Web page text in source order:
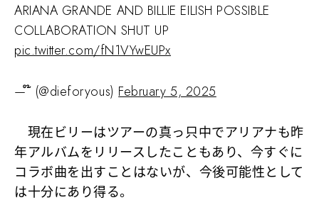
ARIANA GRANDE AND BILLIE EILISH POSSIBLE
COLLABORATION SHUT UP
pic.twitter.com/fN1VYwEUPx
— ໊ (@dieforyous) February 5, 2025
現在ビリーはツアーの真っ只中でアリアナも昨
年アルバムをリリースしたこともあり、今すぐに
コラボ曲を出すことはないが、今後可能性として
は十分にあり得る。